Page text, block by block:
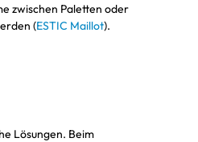
zwischen Paletten oder
(ESTIC Maillot).
Lösungen. Beim